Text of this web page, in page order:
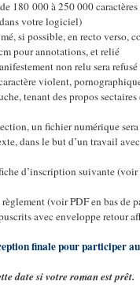
180 000 à 250 000 caractères
votre logiciel)
si possible, en recto verso,
pour annotations, et relié
non relu sera refusé
violent,
tenant des propos
un fichier numérique
dans le but d’un travail
d’inscription suivante (voir
(voir PDF en bas de
avec enveloppe retour
finale pour participer
date si votre roman est prêt.